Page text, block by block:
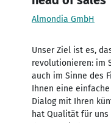
Almondia GmbH
Unser Ziel ist es,
revolutionieren: im
auch im Sinne des
Ihnen eine
Dialog mit Ihren
hat Qualität für